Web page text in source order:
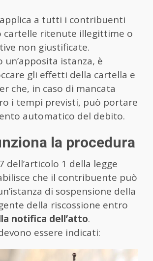
a tutti i contribuenti
cartelle ritenute illegittime o
non giustificate.
un’apposita istanza, è
gli effetti della cartella e
che, in caso di mancata
i tempi previsti, può portare
automatico del debito.
la procedura
dell’articolo 1 della legge
che il contribuente può
di sospensione della
della riscossione entro
notifica dell’atto.
essere indicati: